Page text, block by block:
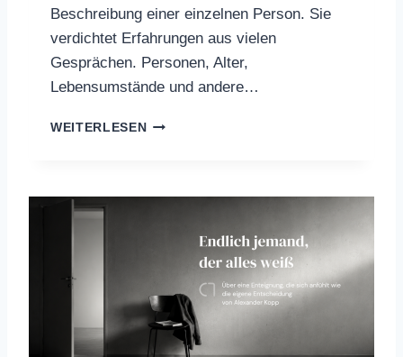
Beschreibung einer einzelnen Person. Sie
verdichtet Erfahrungen aus vielen
Gesprächen. Personen, Alter,
Lebensumstände und andere…
WEITERLESEN„
A
I
R
A
N